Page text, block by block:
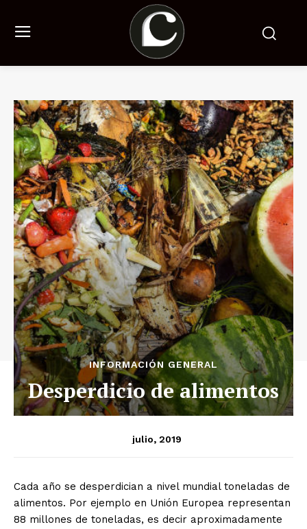
INFORMACIÓN GENERAL
Desperdicio de alimentos
julio, 2019
Cada año se desperdician a nivel mundial toneladas de
alimentos. Por ejemplo en Unión Europea representan
88 millones de toneladas, es decir aproximadamente